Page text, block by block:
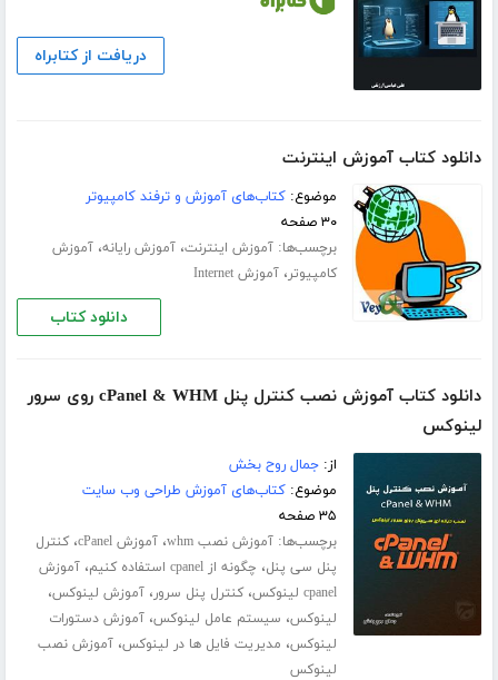
دریافت از کتابراه
دانلود کتاب آموزش اینترنت
موضوع:کتاب‌های آموزش و ترفند کامپیوتر
۳۰ صفحه
برچسب‌ها:آموزش اینترنت،آموزش رایانه،آموزش
کامپیوتر،آموزش Internet
دانلود کتاب
دانلود کتاب آموزش نصب کنترل پنل cPanel & WHM روی سرور
لینوکس
از:جمال روح بخش
موضوع:کتاب‌های آموزش طراحی وب سایت
۳۵ صفحه
برچسب‌ها:آموزش نصب whm ،آموزش cPanel ،کنترل
پنل سی پنل، چگونه از cpanel استفاده کنیم ،آموزش
cpanel لینوکس
،کنترل پنل سرور،آموزش لینوکس،
لینوکس، سیستم عامل لینوکس،آموزش دستورات
لینوکس، مدیریت فایل ها در لینوکس،آموزش نصب
لینوکس